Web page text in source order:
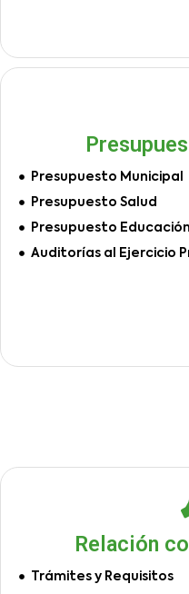
Presupuesto Municipal
Presupuesto Salud
Presupuesto Educación
Auditorías al Ejercicio
Relación
Trámites y Requisitos